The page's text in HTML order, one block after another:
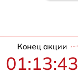
Конец акции
01:13:42